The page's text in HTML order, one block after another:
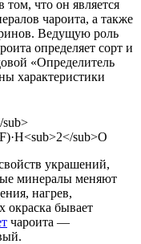
том, что он является
чароита, а также
. Ведущую роль
определяет сорт и
«Определитель
характеристики
sub>O
украшений,
минералы меняют
нагрев,
окраска бывает
чароита —